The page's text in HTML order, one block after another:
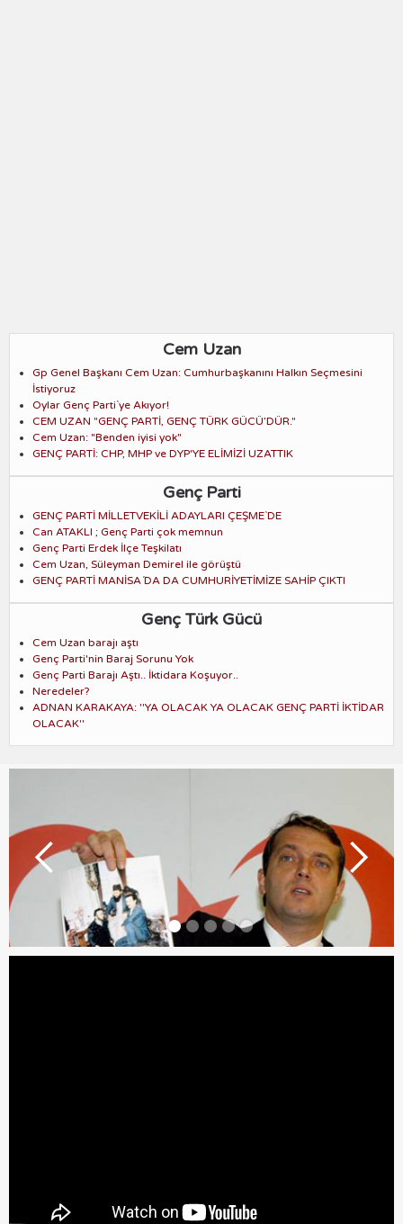
Cem Uzan
Gp Genel Başkanı Cem Uzan: Cumhurbaşkanını Halkın Seçmesini
İstiyoruz
Oylar Genç Parti`ye Akıyor!
CEM UZAN "GENÇ PARTİ, GENÇ TÜRK GÜCÜ’DÜR."
Cem Uzan: "Benden iyisi yok"
GENÇ PARTİ: CHP, MHP ve DYP'YE ELİMİZİ UZATTIK
Genç Parti
GENÇ PARTİ MİLLETVEKİLİ ADAYLARI ÇEŞME`DE
Can ATAKLI ; Genç Parti çok memnun
Genç Parti Erdek İlçe Teşkilatı
Cem Uzan, Süleyman Demirel ile görüştü
GENÇ PARTİ MANİSA´DA DA CUMHURİYETİMİZE SAHİP ÇIKTI
Genç Türk Gücü
Cem Uzan barajı aştı
Genç Parti'nin Baraj Sorunu Yok
Genç Parti Barajı Aştı.. İktidara Koşuyor..
Neredeler?
ADNAN KARAKAYA: ''YA OLACAK YA OLACAK GENÇ PARTİ İKTİDAR
OLACAK''